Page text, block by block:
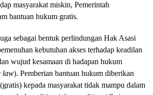
masyarakat miskin, Pemerintah
bantuan hukum gratis.
sebagai bentuk perlindungan Hak Asasi
kebutuhan akses terhadap keadilan
wujud kesamaan di hadapan hukum
law). Pemberian bantuan hukum diberikan
kepada masyarakat tidak mampu dalam